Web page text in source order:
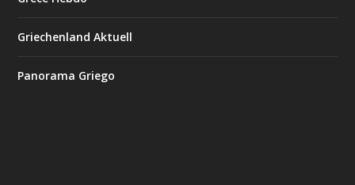
Griechenland Aktuell
Panorama Griego